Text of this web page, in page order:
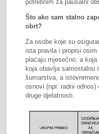
potrebnim za paušalni
Što ako sam stalno
obrt?
Za osobe koje su
ista pravila i propisi
plaćaju mjesečno, a
koja obavlja samostalnu
šumarstva, a
osnovi (npr. radni
druge djelatnosti.